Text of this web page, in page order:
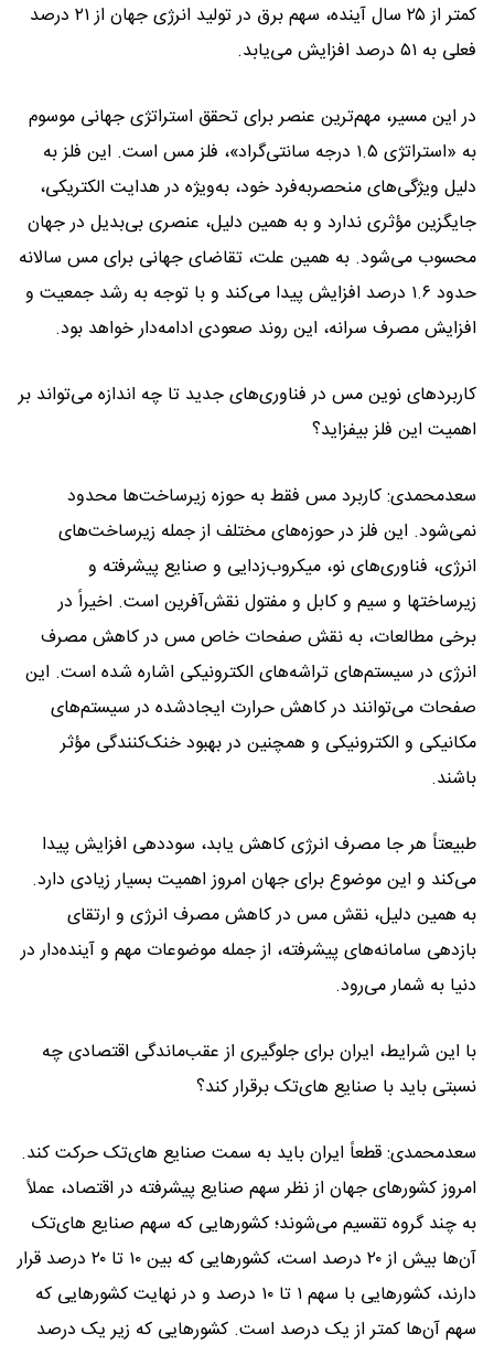
کمتر از ۲۵ سال آینده، سهم برق در تولید انرژی جهان از ۲۱ درصد
فعلی به ۵۱ درصد افزایش می‌یابد.
در این مسیر، مهم‌ترین عنصر برای تحقق استراتژی جهانی موسوم
به «استراتژی ۱.۵ درجه سانتی‌گراد»، فلز مس است. این فلز به
دلیل ویژگی‌های منحصربه‌فرد خود، به‌ویژه در هدایت الکتریکی،
جایگزین مؤثری ندارد و به همین دلیل، عنصری بی‌بدیل در جهان
محسوب می‌شود. به همین علت، تقاضای جهانی برای مس سالانه
حدود ۱.۶ درصد افزایش پیدا می‌کند و با توجه به رشد جمعیت و
افزایش مصرف سرانه، این روند صعودی ادامه‌دار خواهد بود.
کاربردهای نوین مس در فناوری‌های جدید تا چه اندازه می‌تواند بر
اهمیت این فلز بیفزاید؟
سعدمحمدی: کاربرد مس فقط به حوزه زیرساخت‌ها محدود
نمی‌شود. این فلز در حوزه‌های مختلف از جمله زیرساخت‌های
انرژی، فناوری‌های نو، میکروب‌زدایی و صنایع پیشرفته و
زیرساختها و سیم و کابل و مفتول نقش‌آفرین است. اخیراً در
برخی مطالعات، به نقش صفحات خاص مس در کاهش مصرف
انرژی در سیستم‌های تراشه‌های الکترونیکی اشاره شده است. این
صفحات می‌توانند در کاهش حرارت ایجادشده در سیستم‌های
مکانیکی و الکترونیکی و همچنین در بهبود خنک‌کنندگی مؤثر
باشند.
طبیعتاً هر جا مصرف انرژی کاهش یابد، سوددهی افزایش پیدا
می‌کند و این موضوع برای جهان امروز اهمیت بسیار زیادی دارد.
به همین دلیل، نقش مس در کاهش مصرف انرژی و ارتقای
بازدهی سامانه‌های پیشرفته، از جمله موضوعات مهم و آینده‌دار در
دنیا به شمار می‌رود.
با این شرایط، ایران برای جلوگیری از عقب‌ماندگی اقتصادی چه
نسبتی باید با صنایع های‌تک برقرار کند؟
سعدمحمدی: قطعاً ایران باید به سمت صنایع های‌تک حرکت کند.
امروز کشورهای جهان از نظر سهم صنایع پیشرفته در اقتصاد، عملاً
به چند گروه تقسیم می‌شوند؛ کشورهایی که سهم صنایع های‌تک
آن‌ها بیش از ۲۰ درصد است، کشورهایی که بین ۱۰ تا ۲۰ درصد قرار
دارند، کشورهایی با سهم ۱ تا ۱۰ درصد و در نهایت کشورهایی که
سهم آن‌ها کمتر از یک درصد است. کشورهایی که زیر یک درصد